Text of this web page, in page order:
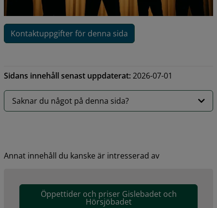
Kontaktuppgifter för denna sida
Sidans innehåll senast uppdaterat:2026-07-01
Saknar du något på denna sida?
Annat innehåll du kanske är intresserad av
Öppettider och priser Gislebadet och
Hörsjöbadet